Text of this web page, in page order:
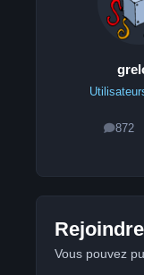
872
Vous pouvez